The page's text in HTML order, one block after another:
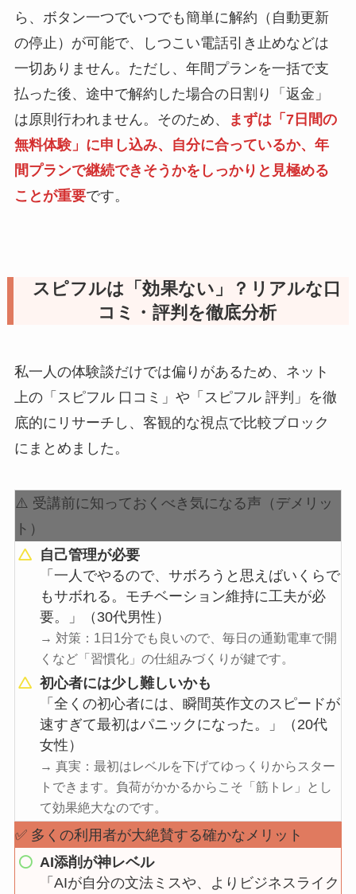
ら、ボタン一つでいつでも簡単に解約（自動更新
の停止）が可能で、しつこい電話引き止めなどは
一切ありません。ただし、年間プランを一括で支
払った後、途中で解約した場合の日割り「返金」
は原則行われません。そのため、
まずは「7日間の
無料体験」に申し込み、自分に合っているか、年
間プランで継続できそうかをしっかりと見極める
ことが重要です。
スピフルは「効果ない」？リアルな口
コミ・評判を徹底分析
私一人の体験談だけでは偏りがあるため、ネット
上の「スピフル 口コミ」や「スピフル 評判」を徹
底的にリサーチし、客観的な視点で比較ブロック
にまとめました。
⚠️ 受講前に知っておくべき気になる声（デメリッ
ト）
自己管理が必要
「一人でやるので、サボろうと思えばいくらで
もサボれる。モチベーション維持に工夫が必
要。」（30代男性）
→ 対策：1日1分でも良いので、毎日の通勤電車で開
くなど「習慣化」の仕組みづくりが鍵です。
初心者には少し難しいかも
「全くの初心者には、瞬間英作文のスピードが
速すぎて最初はパニックになった。」（20代
女性）
→ 真実：最初はレベルを下げてゆっくりからスター
トできます。負荷がかかるからこそ「筋トレ」とし
て効果絶大なのです。
✅ 多くの利用者が大絶賛する確かなメリット
AI添削が神レベル
「AIが自分の文法ミスや、よりビジネスライク